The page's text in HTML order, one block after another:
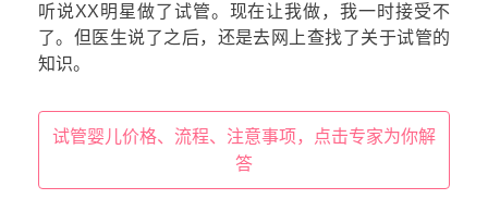
听说XX明星做了试管。现在让我做，我一时接受不
了。但医生说了之后，还是去网上查找了关于试管的
知识。
试管婴儿价格、流程、注意事项，点击专家为你解
答